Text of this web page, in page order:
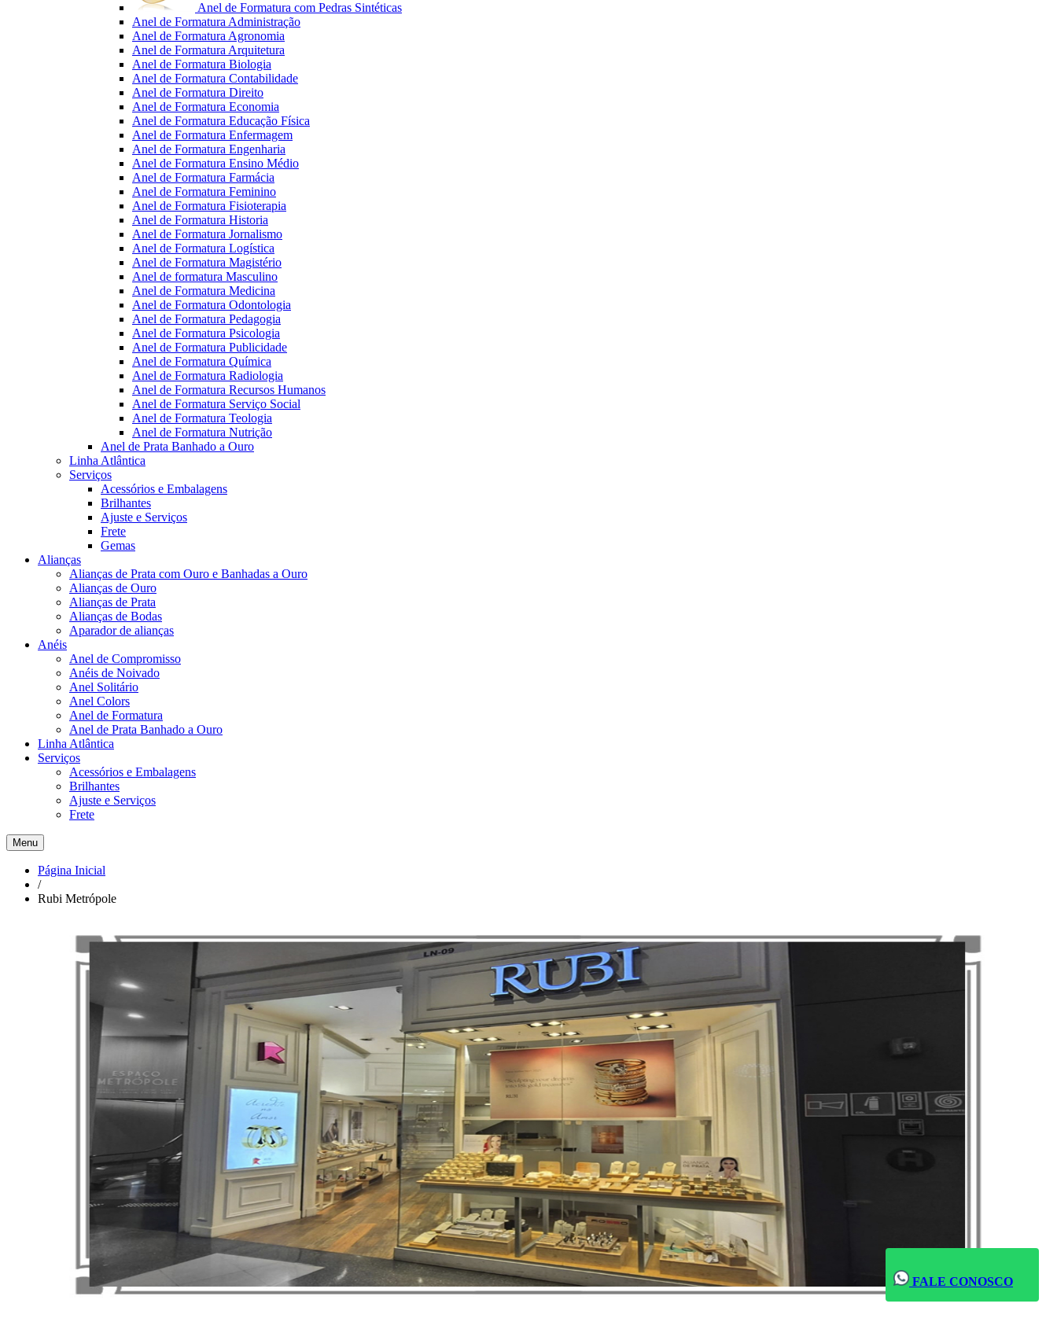
Anel de Formatura com Pedras Sintéticas
Anel de Formatura Administração
Anel de Formatura Agronomia
Anel de Formatura Arquitetura
Anel de Formatura Biologia
Anel de Formatura Contabilidade
Anel de Formatura Direito
Anel de Formatura Economia
Anel de Formatura Educação Física
Anel de Formatura Enfermagem
Anel de Formatura Engenharia
Anel de Formatura Ensino Médio
Anel de Formatura Farmácia
Anel de Formatura Feminino
Anel de Formatura Fisioterapia
Anel de Formatura Historia
Anel de Formatura Jornalismo
Anel de Formatura Logística
Anel de Formatura Magistério
Anel de formatura Masculino
Anel de Formatura Medicina
Anel de Formatura Odontologia
Anel de Formatura Pedagogia
Anel de Formatura Psicologia
Anel de Formatura Publicidade
Anel de Formatura Química
Anel de Formatura Radiologia
Anel de Formatura Recursos Humanos
Anel de Formatura Serviço Social
Anel de Formatura Teologia
Anel de Formatura Nutrição
Anel de Prata Banhado a Ouro
Linha Atlântica
Serviços
Acessórios e Embalagens
Brilhantes
Ajuste e Serviços
Frete
Gemas
Alianças
Alianças de Prata com Ouro e Banhadas a Ouro
Alianças de Ouro
Alianças de Prata
Alianças de Bodas
Aparador de alianças
Anéis
Anel de Compromisso
Anéis de Noivado
Anel Solitário
Anel Colors
Anel de Formatura
Anel de Prata Banhado a Ouro
Linha Atlântica
Serviços
Acessórios e Embalagens
Brilhantes
Ajuste e Serviços
Frete
Menu
Página Inicial
/
Rubi Metrópole
FALE CONOSCO